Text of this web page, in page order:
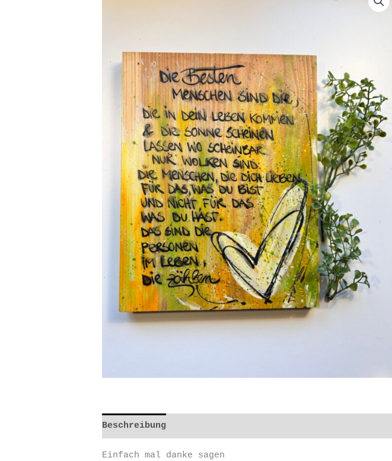
Beschreibung
Einfach mal danke sagen